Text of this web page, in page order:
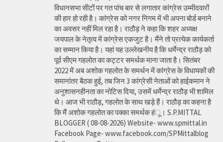
विधानसभा सीटों पर गत पांच बार से लगातार कांग्रेस उम्मीदवारों
की हार हो रही है। कांग्रेस को नगर निगम में भी अपना बोर्ड बनाने
का अवसर नहीं मिल रहा है। राठौड़ ने कहा कि शहर अध्यक्ष
जयपाल के नेतृत्व में कांग्रेस एकजुट है। मैंने तो प्रत्येक कार्यकर्ता
का सम्मान किया है। यहां यह उल्लेखनीय है कि धर्मेन्द्र राठौड़ को
पूर्व सीएम गहलोत का कट्टर समर्थक माना जाता है। सितंबर
2022 में अब अशोक गहलोत के समर्थन में कांग्रेस के विधायकों की
समानांतर बैठक हुई, तब जिन 3 कांग्रेसी नेताओं को हाईकमान ने
अनुशासनहीनता का नोटिस दिया, उसमें धर्मेन्द्र राठौड़ भी शामिल
थे। आज भी राठौड़, गहलोत के साथ खड़े हैं। राठौड़ का कहना है
कि मैं अशोक गहलोत का पक्का समर्थक हंू। S.P.MITTAL
BLOGGER ( 08-08-2026) Website- www.spmittal.in
Facebook Page- www.facebook.com/SPMittalblog